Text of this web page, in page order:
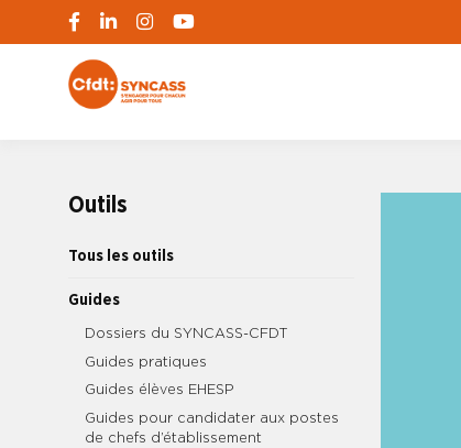
Outils
Tous les outils
Guides
Dossiers du SYNCASS-CFDT
Guides pratiques
Guides élèves EHESP
Guides pour candidater aux postes
de chefs d’établissement